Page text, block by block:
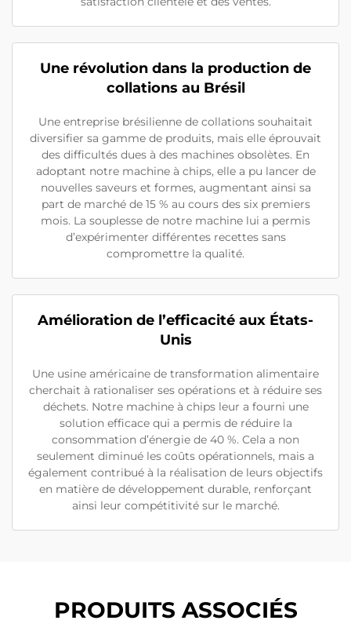
Une révolution dans la production de
collations au Brésil
Une entreprise brésilienne de collations souhaitait
diversifier sa gamme de produits, mais elle éprouvait
des difficultés dues à des machines obsolètes. En
adoptant notre machine à chips, elle a pu lancer de
nouvelles saveurs et formes, augmentant ainsi sa
part de marché de 15 % au cours des six premiers
mois. La souplesse de notre machine lui a permis
d’expérimenter différentes recettes sans
compromettre la qualité.
Amélioration de l’efficacité aux États-
Unis
Une usine américaine de transformation alimentaire
cherchait à rationaliser ses opérations et à réduire ses
déchets. Notre machine à chips leur a fourni une
solution efficace qui a permis de réduire la
consommation d’énergie de 40 %. Cela a non
seulement diminué les coûts opérationnels, mais a
également contribué à la réalisation de leurs objectifs
en matière de développement durable, renforçant
ainsi leur compétitivité sur le marché.
PRODUITS ASSOCIÉS